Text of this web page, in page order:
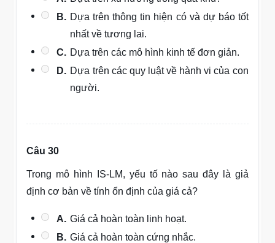
B. Dựa trên thông tin hiện có và dự báo tốt
nhất về tương lai.
C. Dựa trên các mô hình kinh tế đơn giản.
D. Dựa trên các quy luật về hành vi của con
người.
Câu 30
Trong mô hình IS-LM, yếu tố nào sau đây là giả
định cơ bản về tính ổn định của giá cả?
A. Giá cả hoàn toàn linh hoạt.
B. Giá cả hoàn toàn cứng nhắc.